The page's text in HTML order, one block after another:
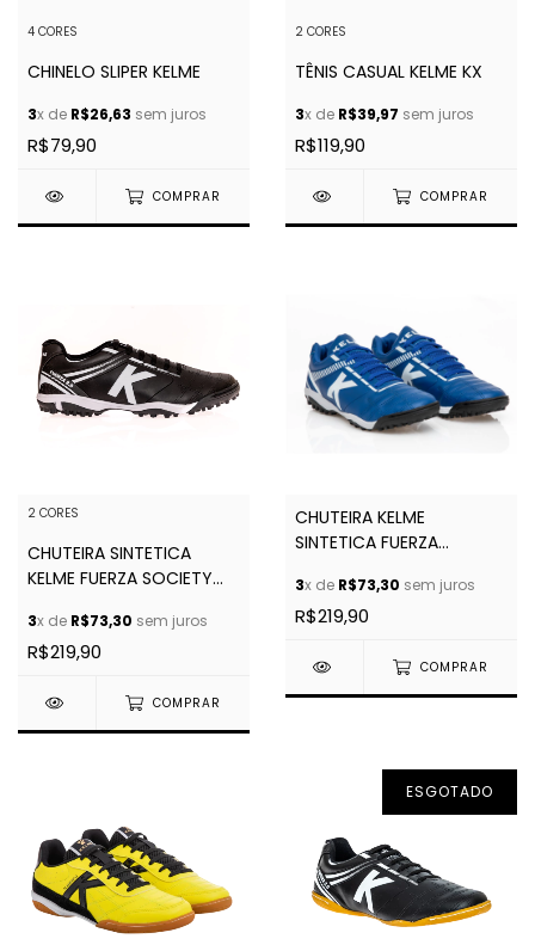
4 CORES
CHINELO SLIPER KELME
3x de R$26,63 sem juros
R$79,90
COMPRAR
2 CORES
TÊNIS CASUAL KELME KX
3x de R$39,97 sem juros
R$119,90
COMPRAR
2 CORES
CHUTEIRA SINTETICA
KELME FUERZA SOCIETY
3x de R$73,30 sem juros
R$219,90
COMPRAR
CHUTEIRA KELME
SINTETICA FUERZA
3x de R$73,30 sem juros
R$219,90
COMPRAR
ESGOTADO